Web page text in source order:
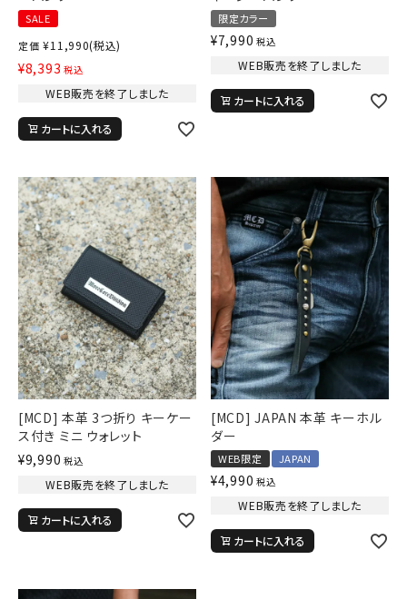
価格から探す
円
並び順
サイズ
S
M
L
XL
XXL
XXXL
29inc
30inc
32inc
34inc
36inc
38inc
40inc
KIDS
カラー
絞り込んで検索する
SALE
定価 ¥11,990(税込)
¥8,393 税込
WEB販売を終了しました
カートに入れる
限定カラー
¥7,990 税込
WEB販売を終了しました
カートに入れる
[MCD] 本革 3つ折り キーケー
ス付き ミニ ウォレット
¥9,990 税込
WEB販売を終了しました
カートに入れる
[MCD] JAPAN 本革 キーホル
ダー
WEB限定 JAPAN
¥4,990 税込
WEB販売を終了しました
カートに入れる